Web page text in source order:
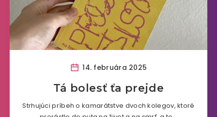
14. februára 2025
Tá bolesť ťa prejde
Strhujúci príbeh o kamarátstve dvoch kolegov, ktoré